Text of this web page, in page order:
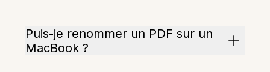
Puis-je renommer un PDF sur un
MacBook ?